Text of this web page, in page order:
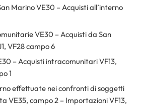
Marino VE30 – Acquisti all’interno
VE30 – Acquisti da San
VF28 campo 6
– Acquisti intracomunitari VF13,
1
effettuate nei confronti di soggetti
VE35, campo 2 – Importazioni VF13,